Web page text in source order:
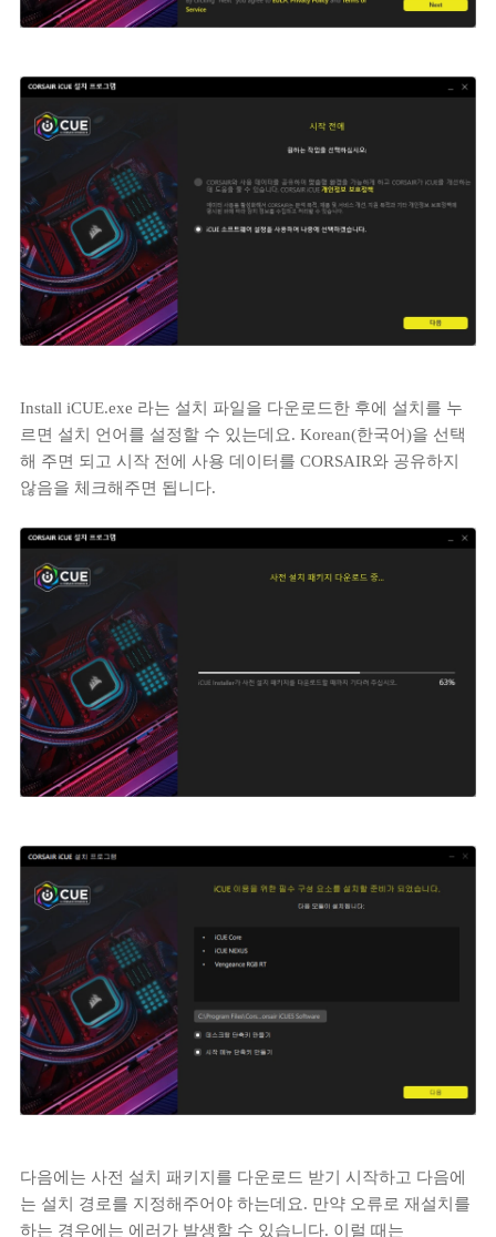
Install iCUE.exe 라는 설치 파일을 다운로드한 후에 설치를 누
르면 설치 언어를 설정할 수 있는데요. Korean(한국어)을 선택
해 주면 되고 시작 전에 사용 데이터를 CORSAIR와 공유하지
않음을 체크해주면 됩니다.
다음에는 사전 설치 패키지를 다운로드 받기 시작하고 다음에
는 설치 경로를 지정해주어야 하는데요. 만약 오류로 재설치를
하는 경우에는 에러가 발생할 수 있습니다. 이럴 때는